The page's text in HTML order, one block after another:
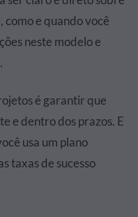
como e quando você
neste modelo e
é garantir que
e dentro dos prazos. E
usa um plano
taxas de sucesso